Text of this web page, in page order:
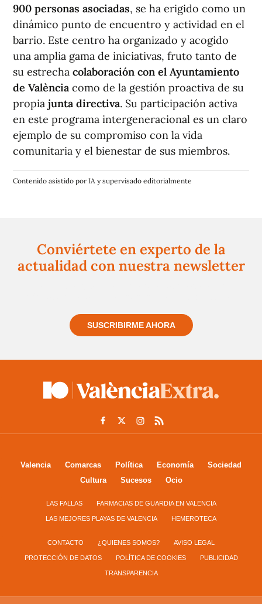
900 personas asociadas, se ha erigido como un
dinámico punto de encuentro y actividad en el
barrio. Este centro ha organizado y acogido
una amplia gama de iniciativas, fruto tanto de
su estrecha colaboración con el Ayuntamiento
de València como de la gestión proactiva de su
propia junta directiva. Su participación activa
en este programa intergeneracional es un claro
ejemplo de su compromiso con la vida
comunitaria y el bienestar de sus miembros.
Contenido asistido por IA y supervisado editorialmente
Conviértete en experto de la
actualidad con nuestra newsletter
SUSCRIBIRME AHORA
Valencia Comarcas Política Economía
Sociedad
Cultura
Sucesos Ocio
LAS FALLAS FARMACIAS DE GUARDIA EN VALENCIA
LAS MEJORES PLAYAS DE VALENCIA HEMEROTECA
CONTACTO ¿QUIENES SOMOS? AVISO LEGAL
PROTECCIÓN DE DATOS POLÍTICA DE COOKIES PUBLICIDAD
TRANSPARENCIA